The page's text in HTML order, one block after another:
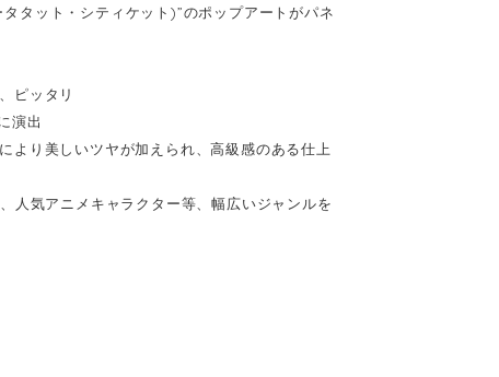
タット・シティケット)”のポップアートがパネ
ピッタリ
演出
より美しいツヤが加えられ、高級感のある仕上
人気アニメキャラクター等、幅広いジャンルを